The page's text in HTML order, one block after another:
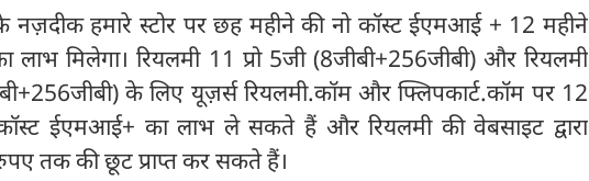
हमारे स्टोर पर छह महीने की नो कॉस्ट ईएमआई + 12 महीने
मिलेगा। रियलमी 11 प्रो 5जी (8जीबी+256जीबी) और रियलमी
के लिए यूज़र्स रियलमी.कॉम और फ्लिपकार्ट.कॉम पर 12
ईएमआई+ का लाभ ले सकते हैं और रियलमी की वेबसाइट द्वारा
तक की छूट प्राप्त कर सकते हैं।